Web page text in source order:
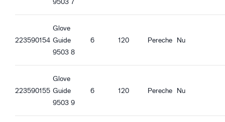
Caracteristici ergonomice
Potrivire mulată
Suprafața palmei impermeabilă
Suprafața palmei impermeabilă la ulei
Încheietură tricotată
223590154
Glove
Guide
9503 8
6 120 Pereche Nu
223590155
Glove
Guide
9503 9
6 120 Pereche Nu